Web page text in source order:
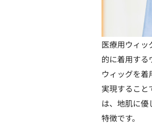
医療用ウィッ
的に着用する
ウィッグを
実現すること
は、地肌に
特徴です。